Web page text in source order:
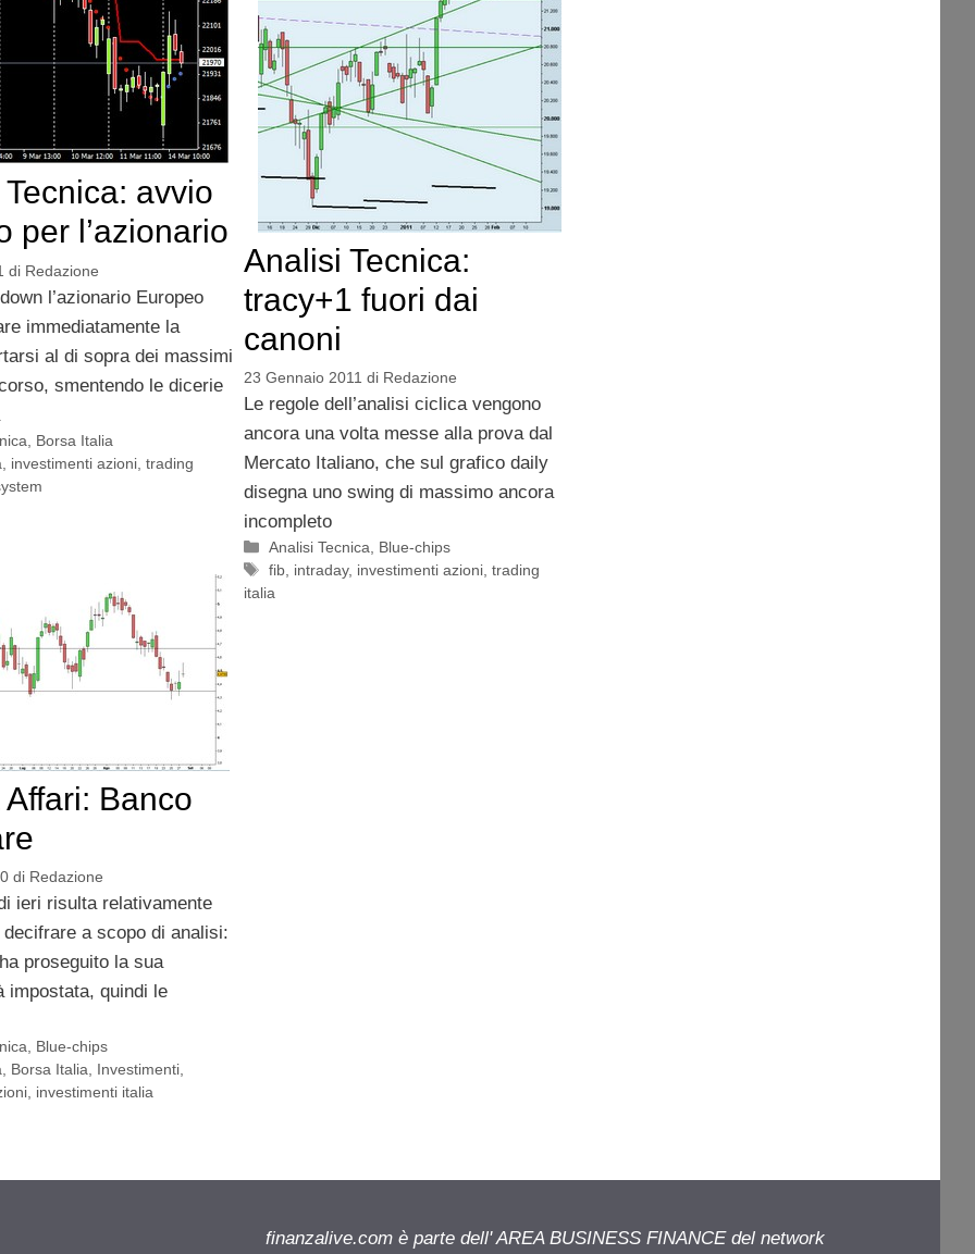
avvio
per l’azionario
di Redazione
l’azionario Europeo
immediatamente la
al di sopra dei massimi
smentendo le dicerie
Borsa Italia
investimenti azioni ,trading
Analisi Tecnica:
tracy+1 fuori dai
canoni
23 Gennaio 2011 di Redazione
Le regole dell’analisi ciclica vengono
ancora una volta messe alla prova dal
Mercato Italiano, che sul grafico daily
disegna uno swing di massimo ancora
incompleto
Categorie
Analisi Tecnica
Blue-chips
Tag
fib intraday, investimenti azioni ,trading
italia
Banco
di Redazione
ieri risulta relativamente
a scopo di analisi:
proseguito la sua
impostata, quindi le
Blue-chips
Borsa Italia Investimenti
, investimenti italia
finanzalive.com è parte dell' AREA BUSINESS FINANCE del network